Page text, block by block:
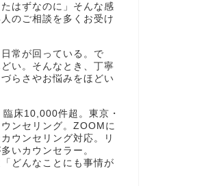
はずなのに」そんな感
のご相談を多くお受け
常が回っている。で
い。そんなとき、丁寧
らさやお悩みをほどい
床10,000件超。東京・
ンセリング。ZOOMに
ウンセリング対応。リ
いカウンセラー。
どんなことにも事情が